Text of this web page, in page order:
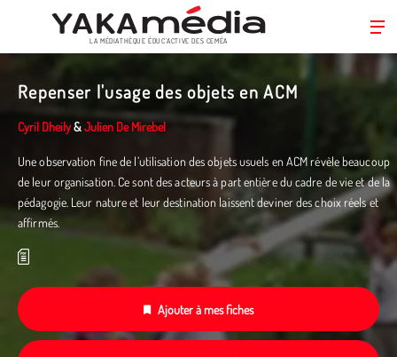
contenu
principal
LA MÉDIATHÈQUE ÉDUC’ACTIVE DES CEMÉA
Repenser l'usage des objets en ACM
Cyril Dheily&Julien De Mirebel
Une observation fine de l’utilisation des objets usuels en ACM révèle beaucoup
de leur organisation. Ce sont des acteurs à part entière du cadre de vie et de la
pédagogie. Leur nature et leur destination laissent deviner des choix réels et
affirmés.
Ajouter à mes fiches